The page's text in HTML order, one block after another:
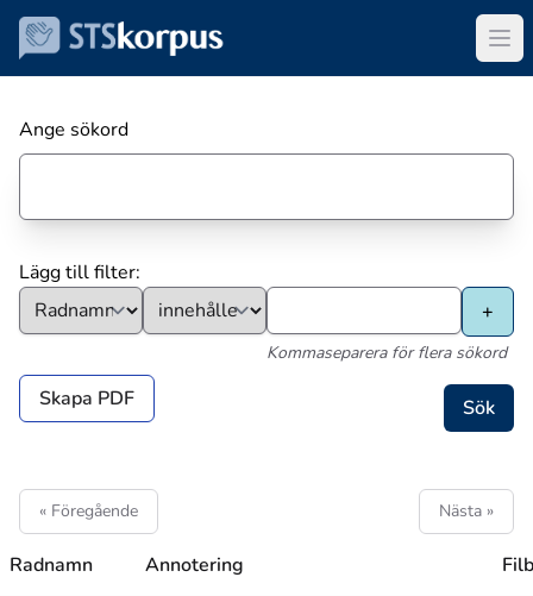
Ange sökord
Lägg till filter:
Kommaseparera för flera sökord
Skapa PDF
« Föregående Nästa »
Radnamn Annotering